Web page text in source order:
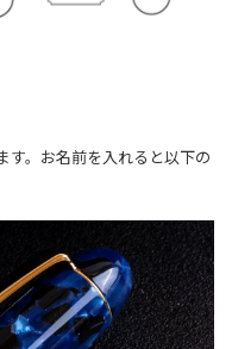
す。お名前を入れると以下の